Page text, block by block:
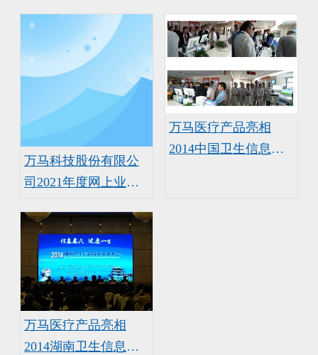
万马科技股份有限公
司2021年度网上业绩
活动记录表
万马医疗产品亮相
2014中国卫生信息技
万马医疗产品亮相
2014湖南卫生信息技